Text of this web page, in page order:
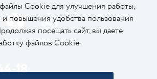
18
Cookie для улучшения работы,
повышения удобства пользования
посещать сайт, вы даете
файлов Cookie.